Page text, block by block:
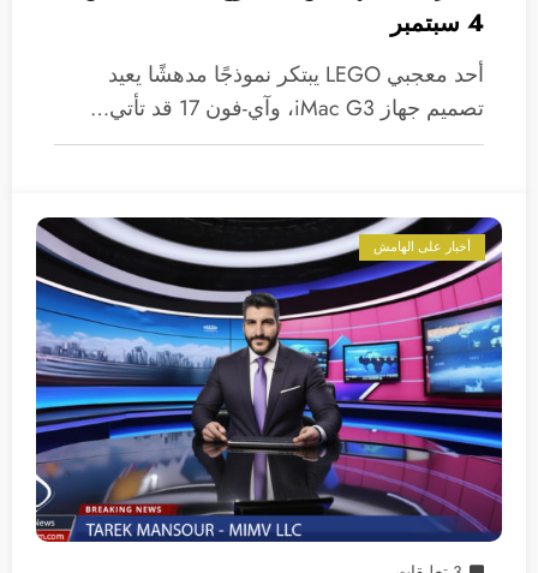
4 سبتمبر
أحد معجبي LEGO يبتكر نموذجًا مدهشًا يعيد
تصميم جهاز iMac G3، وآي-فون 17 قد تأتي…
أخبار على الهامش